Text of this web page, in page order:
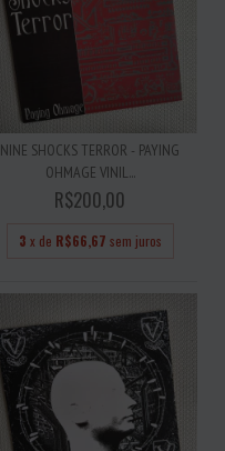
NINE SHOCKS TERROR - PAYING
OHMAGE VINIL...
R$200,00
3 x de R$66,67 sem juros